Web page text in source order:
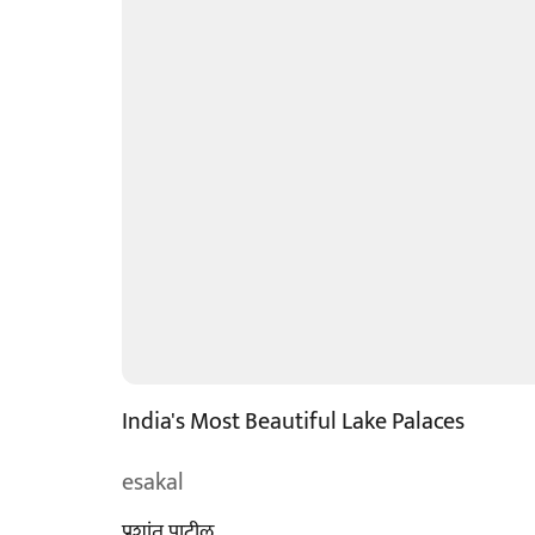
India's Most Beautiful Lake Palaces
esakal